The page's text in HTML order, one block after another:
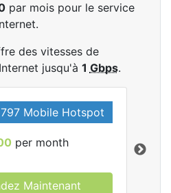
par mois pour le service
des vitesses de
jusqu'à 1 Gbps.
Mobile Hotspot
per month
Maintenant